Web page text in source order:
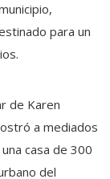
para un
de Karen
a mediados
casa de 300
del